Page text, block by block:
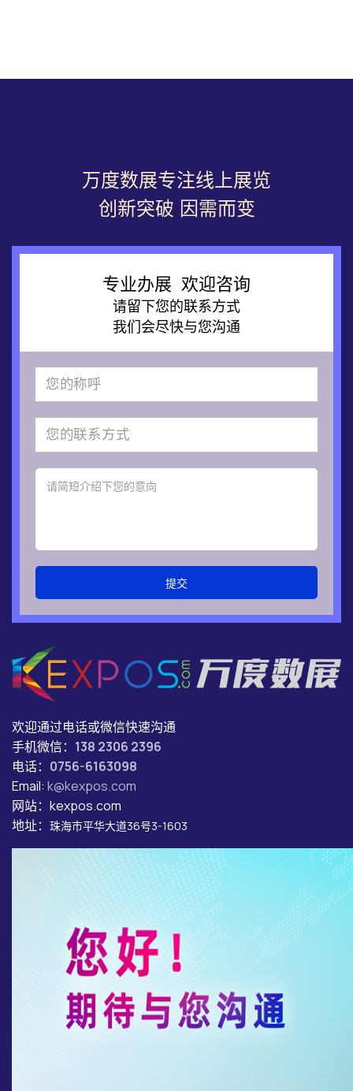
万度数展专注线上展览
创新突破 因需而变
专业办展 欢迎咨询
请留下您的联系方式
我们会尽快与您沟通
提交
欢迎通过电话或微信快速沟通
手机微信： 138 2306 2396
电话： 0756-6163098
Email: k@kexpos.com
网站：kexpos.com
地址： 珠海市平华大道36号3-1603